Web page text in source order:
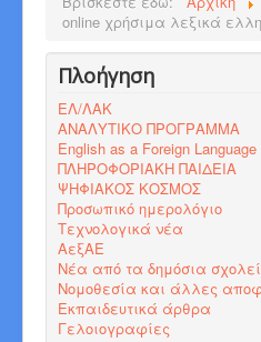
online χρήσιμα λεξικά
Πλοήγηση
ΕΛ/ΛΑΚ
ΑΝΑΛΥΤΙΚΟ ΠΡΟΓΡΑΜΜΑ
English as a Foreign Language
ΠΛΗΡΟΦΟΡΙΑΚΗ ΠΑΙΔΕΙΑ
ΨΗΦΙΑΚΟΣ ΚΟΣΜΟΣ
Προσωπικό ημερολόγιο
Τεχνολογικά νέα
ΑεξΑΕ
Νέα από τα δημόσια
Νομοθεσία και άλλες
Εκπαιδευτικά άρθρα
Γελοιογραφίες